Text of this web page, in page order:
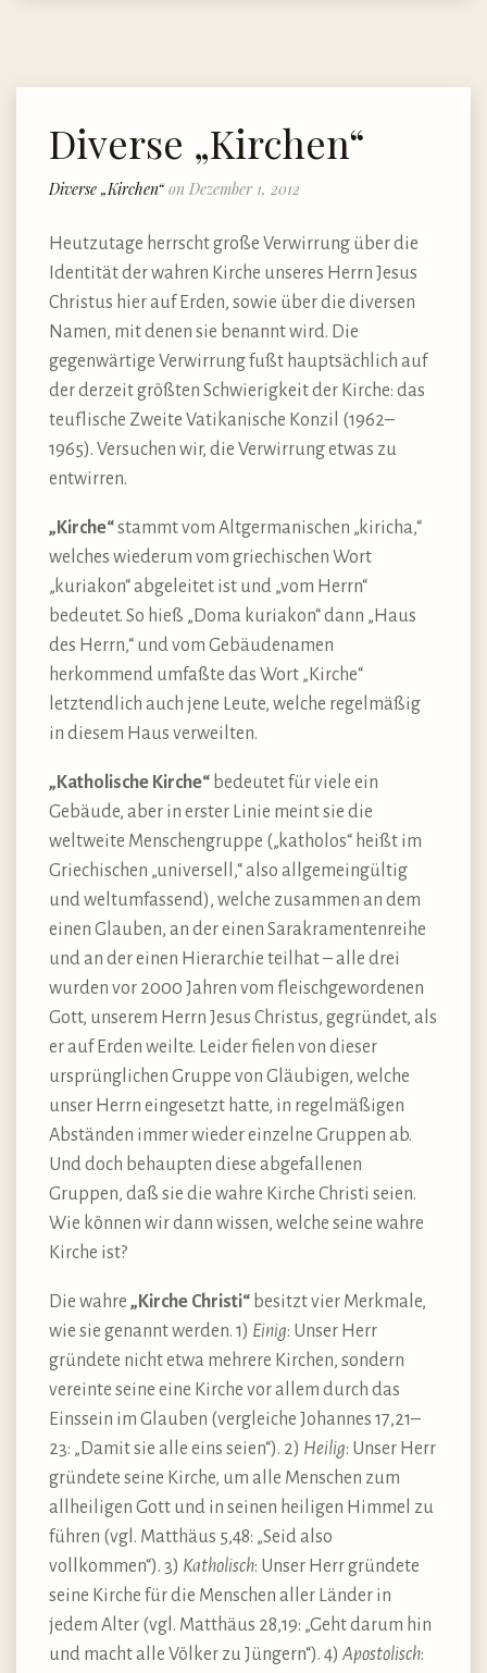
Diverse „Kirchen“
Diverse „Kirchen“ on Dezember 1, 2012
Heutzutage herrscht große Verwirrung über die
Identität der wahren Kirche unseres Herrn Jesus
Christus hier auf Erden, sowie über die diversen
Namen, mit denen sie benannt wird. Die
gegenwärtige Verwirrung fußt hauptsächlich auf
der derzeit größten Schwierigkeit der Kirche: das
teuflische Zweite Vatikanische Konzil (1962–
1965). Versuchen wir, die Verwirrung etwas zu
entwirren.
„Kirche“stammt vom Altgermanischen „kiricha,“
welches wiederum vom griechischen Wort
„kuriakon“ abgeleitet ist und „vom Herrn“
bedeutet. So hieß „Doma kuriakon“ dann „Haus
des Herrn,“ und vom Gebäudenamen
herkommend umfaßte das Wort „Kirche“
letztendlich auch jene Leute, welche regelmäßig
in diesem Haus verweilten.
„Katholische Kirche“ bedeutet für viele ein
Gebäude, aber in erster Linie meint sie die
weltweite Menschengruppe („katholos“ heißt im
Griechischen „universell,“ also allgemeingültig
und weltumfassend), welche zusammen an dem
einen Glauben, an der einen Sarakramentenreihe
und an der einen Hierarchie teilhat – alle drei
wurden vor 2000 Jahren vom fleischgewordenen
Gott, unserem Herrn Jesus Christus, gegründet, als
er auf Erden weilte. Leider fielen von dieser
ursprünglichen Gruppe von Gläubigen, welche
unser Herrn eingesetzt hatte, in regelmäßigen
Abständen immer wieder einzelne Gruppen ab.
Und doch behaupten diese abgefallenen
Gruppen, daß sie die wahre Kirche Christi seien.
Wie können wir dann wissen, welche seine wahre
Kirche ist?
Die wahre „Kirche Christi“ besitzt vier Merkmale,
wie sie genannt werden. 1) Einig: Unser Herr
gründete nicht etwa mehrere Kirchen, sondern
vereinte seine eine Kirche vor allem durch das
Einssein im Glauben (vergleiche Johannes 17,21–
23: „Damit sie alle eins seien“). 2) Heilig: Unser Herr
gründete seine Kirche, um alle Menschen zum
allheiligen Gott und in seinen heiligen Himmel zu
führen (vgl. Matthäus 5,48: „Seid also
vollkommen“). 3) Katholisch: Unser Herr gründete
seine Kirche für die Menschen aller Länder in
jedem Alter (vgl. Matthäus 28,19: „Geht darum hin
und macht alle Völker zu Jüngern“). 4) Apostolisch: